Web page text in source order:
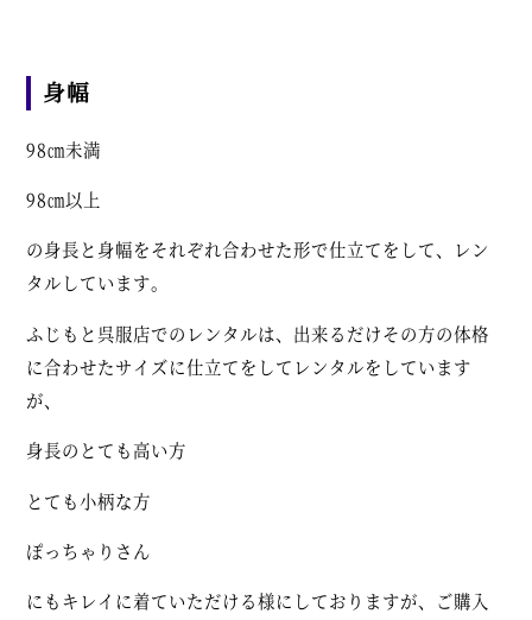
身幅
98㎝未満
98㎝以上
の身長と身幅をそれぞれ合わせた形で仕立てをして、レン
タルしています。
ふじもと呉服店でのレンタルは、出来るだけその方の体格
に合わせたサイズに仕立てをしてレンタルをしています
が、
身長のとても高い方
とても小柄な方
ぽっちゃりさん
にもキレイに着ていただける様にしておりますが、ご購入